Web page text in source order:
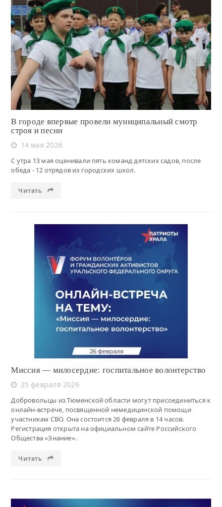
Читать
В городе впервые провели муниципальный смотр
строя и песни
14 мая 2026
С утра 13 мая оценивали пять команд детских садов, после
обеда - 12 отрядов из городских школ.
Читать
Читать
Миссия — милосердие: госпитальное волонтерство
25 февраля 2026
Добровольцы из Тюменской области могут присоединиться к
онлайн-встрече, посвященной немедицинской помощи
участникам СВО. Она состоится 26 февраля в 14 часов.
Регистрация открыта на официальном сайте Российского
Общества «Знание».
Читать